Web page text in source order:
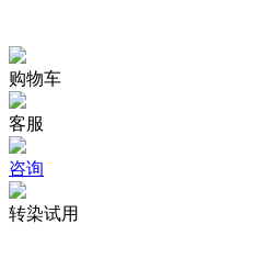
购物车
客服
咨询
转染试用